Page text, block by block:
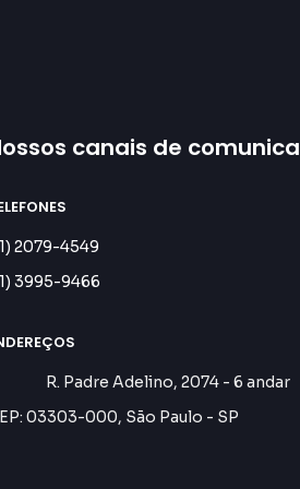
canais de
2079-4549
3995-9466
Padre Adelino, 2074 - 6 andar
03303-000, São Paulo - SP